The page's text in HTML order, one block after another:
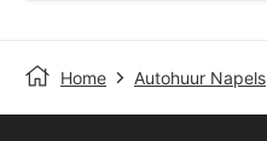
Home Autohuur Napels